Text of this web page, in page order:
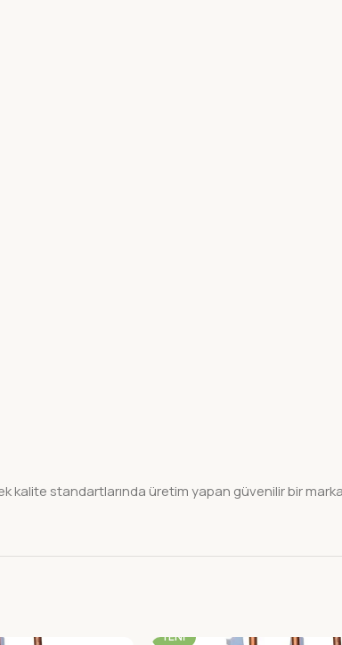
standartlarında üretim yapan güvenilir bir
YENI